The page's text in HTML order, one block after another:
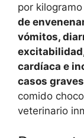
por
de
vómitos,
cardíaca e
casos
comido
veterinario